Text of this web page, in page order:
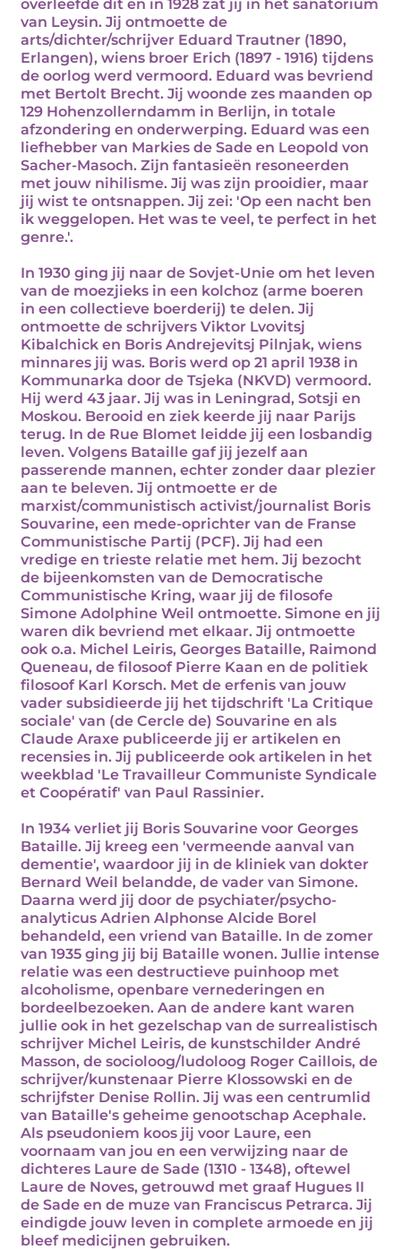
overleefde dit en in 1928 zat jij in het sanatorium
van Leysin. Jij ontmoette de
arts/dichter/schrijver Eduard Trautner (1890,
Erlangen), wiens broer Erich (1897 - 1916) tijdens
de oorlog werd vermoord. Eduard was bevriend
met Bertolt Brecht. Jij woonde zes maanden op
129 Hohenzollerndamm in Berlijn, in totale
afzondering en onderwerping. Eduard was een
liefhebber van Markies de Sade en Leopold von
Sacher-Masoch. Zijn fantasieën resoneerden
met jouw nihilisme. Jij was zijn prooidier, maar
jij wist te ontsnappen. Jij zei: 'Op een nacht ben
ik weggelopen. Het was te veel, te perfect in het
genre.'.
In 1930 ging jij naar de Sovjet-Unie om het leven
van de moezjieks in een kolchoz (arme boeren
in een collectieve boerderij) te delen. Jij
ontmoette de schrijvers Viktor Lvovitsj
Kibalchick en Boris Andrejevitsj Pilnjak, wiens
minnares jij was. Boris werd op 21 april 1938 in
Kommunarka door de Tsjeka (NKVD) vermoord.
Hij werd 43 jaar. Jij was in Leningrad, Sotsji en
Moskou. Berooid en ziek keerde jij naar Parijs
terug. In de Rue Blomet leidde jij een losbandig
leven. Volgens Bataille gaf jij jezelf aan
passerende mannen, echter zonder daar plezier
aan te beleven. Jij ontmoette er de
marxist/communistisch activist/journalist Boris
Souvarine, een mede-oprichter van de Franse
Communistische Partij (PCF). Jij had een
vredige en trieste relatie met hem. Jij bezocht
de bijeenkomsten van de Democratische
Communistische Kring, waar jij de filosofe
Simone Adolphine Weil ontmoette. Simone en jij
waren dik bevriend met elkaar. Jij ontmoette
ook o.a. Michel Leiris, Georges Bataille, Raimond
Queneau, de filosoof Pierre Kaan en de politiek
filosoof Karl Korsch. Met de erfenis van jouw
vader subsidieerde jij het tijdschrift 'La Critique
sociale' van (de Cercle de) Souvarine en als
Claude Araxe publiceerde jij er artikelen en
recensies in. Jij publiceerde ook artikelen in het
weekblad 'Le Travailleur Communiste Syndicale
et Coopératif' van Paul Rassinier.
In 1934 verliet jij Boris Souvarine voor Georges
Bataille. Jij kreeg een 'vermeende aanval van
dementie', waardoor jij in de kliniek van dokter
Bernard Weil belandde, de vader van Simone.
Daarna werd jij door de psychiater/psycho-
analyticus Adrien Alphonse Alcide Borel
behandeld, een vriend van Bataille. In de zomer
van 1935 ging jij bij Bataille wonen. Jullie intense
relatie was een destructieve puinhoop met
alcoholisme, openbare vernederingen en
bordeelbezoeken. Aan de andere kant waren
jullie ook in het gezelschap van de surrealistisch
schrijver Michel Leiris, de kunstschilder André
Masson, de socioloog/ludoloog Roger Caillois, de
schrijver/kunstenaar Pierre Klossowski en de
schrijfster Denise Rollin. Jij was een centrumlid
van Bataille's geheime genootschap Acephale.
Als pseudoniem koos jij voor Laure, een
voornaam van jou en een verwijzing naar de
dichteres Laure de Sade (1310 - 1348), oftewel
Laure de Noves, getrouwd met graaf Hugues II
de Sade en de muze van Franciscus Petrarca. Jij
eindigde jouw leven in complete armoede en jij
bleef medicijnen gebruiken.